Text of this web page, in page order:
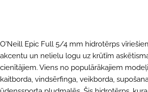
O'Neill Epic Full 5/4 mm hidrotērps
akcentu un nelielu logu uz krūtīm
cienītājiem. Viens no populārākajiem
kaitborda, vindsērfinga, veikborda,